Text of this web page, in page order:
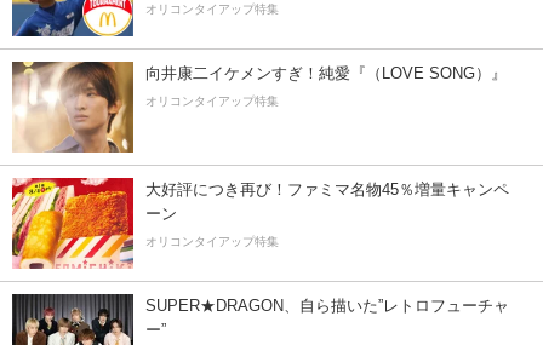
オリコンタイアップ特集
向井康二イケメンすぎ！純愛『（LOVE SONG）』
オリコンタイアップ特集
大好評につき再び！ファミマ名物45％増量キャンペ
ーン
オリコンタイアップ特集
SUPER★DRAGON、自ら描いた”レトロフューチャ
ー”